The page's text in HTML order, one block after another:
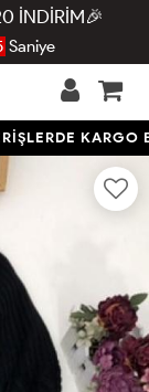
İNDİRİM🎉
Saniye
KARGO